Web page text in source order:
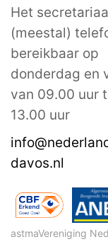
Het
(meestal)
bereikbaar op
donderdag en
van 09.00 uur
13.00 uur
davos.nl
astmaVereniging